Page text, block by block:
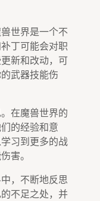
世界是一个不
丁可能会对职
新和改动，可
武器技能伤
在魔兽世界的
的经验和意
习到更多的战
害。
，不断地反思
不足之处，并